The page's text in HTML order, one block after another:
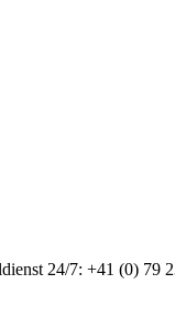
24/7: +41 (0) 79